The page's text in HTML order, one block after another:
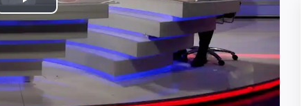
Play
Video